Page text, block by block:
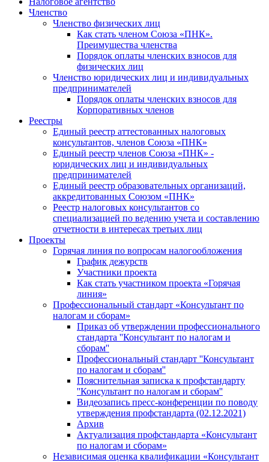
Членство
Членство физических лиц
Как стать членом Союза «ПНК».
Преимущества членства
Порядок оплаты членских взносов для
физических лиц
Членство юридических лиц и индивидуальных
предпринимателей
Порядок оплаты членских взносов для
Корпоративных членов
Реестры
Единый реестр аттестованных налоговых
консультантов, членов Союза «ПНК»
Единый реестр членов Союза «ПНК» -
юридических лиц и индивидуальных
предпринимателей
Единый реестр образовательных организаций,
аккредитованных Союзом «ПНК»
Реестр налоговых консультантов со
специализацией по ведению учета и составлению
отчетности в интересах третьих лиц
Проекты
Горячая линия по вопросам налогообложения
График дежурств
Участники проекта
Как стать участником проекта «Горячая
линия»
Профессиональный стандарт «Консультант по
налогам и сборам»
Приказ об утверждении профессионального
стандарта ''Консультант по налогам и
сборам''
Профессиональный стандарт ''Консультант
по налогам и сборам''
Пояснительная записка к профстандарту
''Консультант по налогам и сборам''
Видеозапись пресс-конференции по поводу
утверждения профстандарта (02.12.2021)
Архив
Актуализация профстандарта «Консультант
по налогам и сборам»
Независимая оценка квалификации «Консультант